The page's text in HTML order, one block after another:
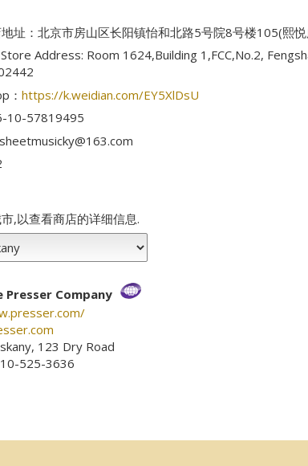
址 ：北京市房山区长阳镇怡和北路5号院8号楼105(熙
Address: Room 1624,Building 1,FCC,No.2,
： https://k.weidian.com/EY5XlDsU
10-57819495
,以查看商店的详细信息.
Presser Company
123 Dry Road
525-3636